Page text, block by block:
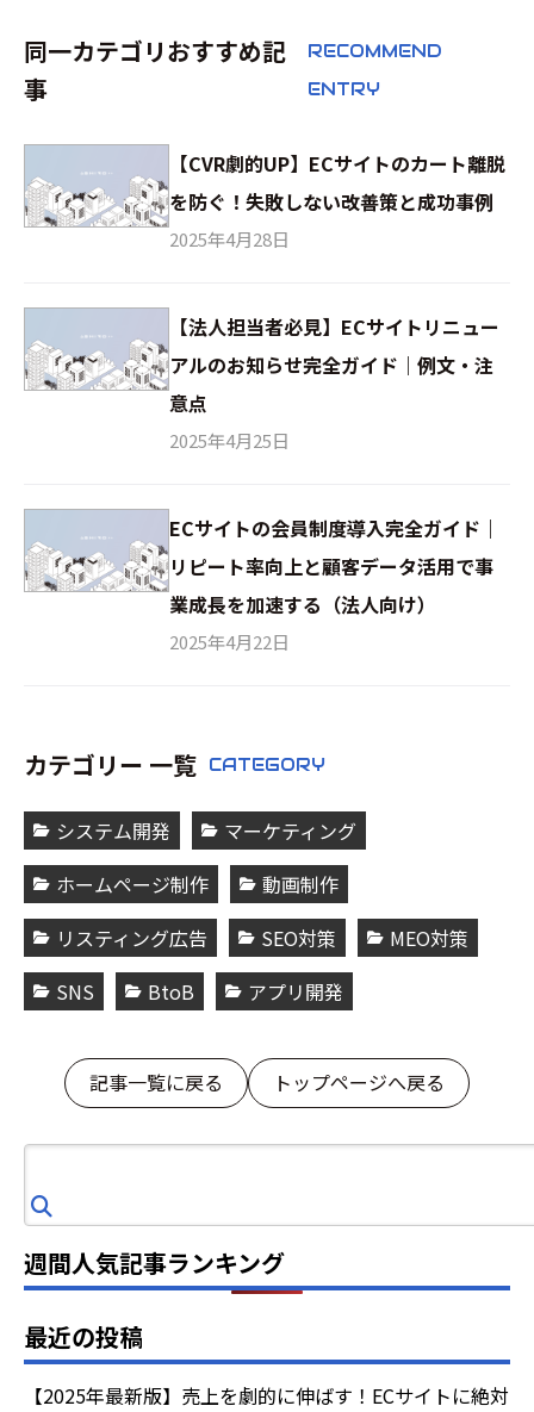
同一カテゴリおすすめ記
事
RECOMMEND
ENTRY
【CVR劇的UP】ECサイトのカート離脱
を防ぐ！失敗しない改善策と成功事例
2025年4月28日
【法人担当者必見】ECサイトリニュー
アルのお知らせ完全ガイド｜例文・注
意点
2025年4月25日
ECサイトの会員制度導入完全ガイド｜
リピート率向上と顧客データ活用で事
業成長を加速する（法人向け）
2025年4月22日
カテゴリー 一覧 CATEGORY
システム開発
マーケティング
ホームページ制作
動画制作
リスティング広告
SEO対策
MEO対策
SNS
BtoB アプリ開発
記事一覧に戻る トップページへ戻る
索
週間人気記事ランキング
最近の投稿
【2025年最新版】売上を劇的に伸ばす！ECサイトに絶対